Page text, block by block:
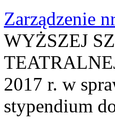
Zarządzenie
WYŻSZEJ
2017 r. w
stypendium